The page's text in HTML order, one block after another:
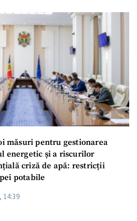
măsuri pentru gestionarea
energetic și a riscurilor
criză de apă: restricții
potabile
14:39